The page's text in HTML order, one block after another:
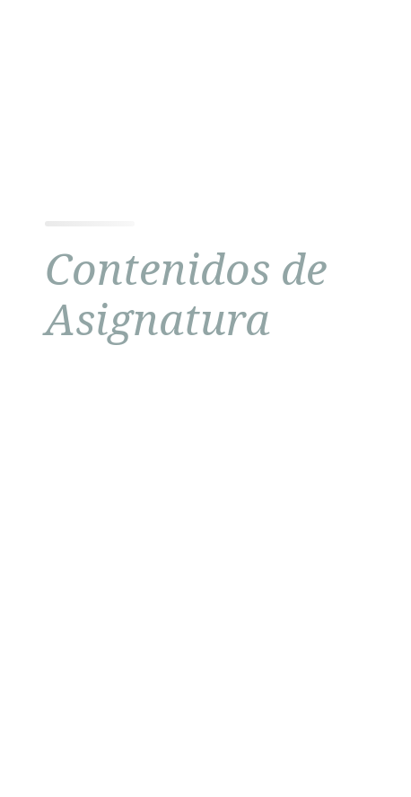
Contenidos de
Asignatura